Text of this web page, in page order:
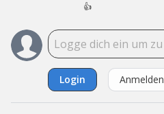
👍
Login Anmelden